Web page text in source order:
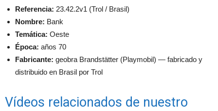
Referencia: 23.42.2v1 (Trol / Brasil)
Nombre: Bank
Temática: Oeste
Época: años 70
Fabricante: geobra Brandstätter (Playmobil) — fabricado y
distribuido en Brasil por Trol
Vídeos relacionados de nuestro